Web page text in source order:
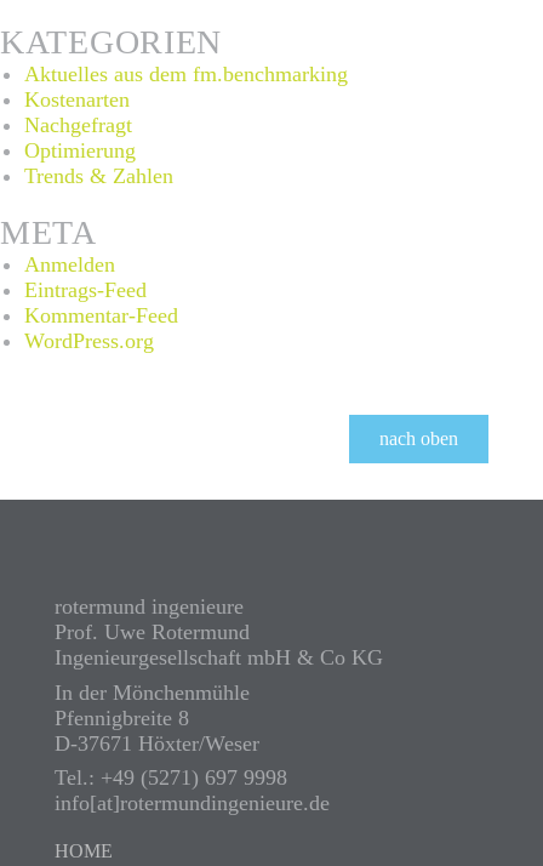
KATEGORIEN
Aktuelles aus dem fm.benchmarking
Kostenarten
Nachgefragt
Optimierung
Trends & Zahlen
META
Anmelden
Eintrags-Feed
Kommentar-Feed
WordPress.org
nach oben
rotermund ingenieure
Prof. Uwe Rotermund
Ingenieurgesellschaft mbH & Co KG
In der Mönchenmühle
Pfennigbreite 8
D-37671 Höxter/Weser
Tel.: +49 (5271) 697 9998
info[at]rotermundingenieure.de
HOME